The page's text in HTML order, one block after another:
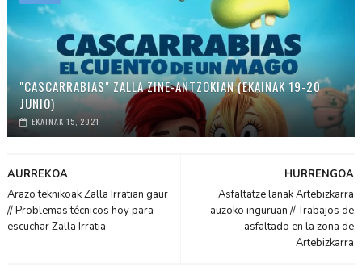
"CASCARRABIAS" ZALLA ZINE-ANTZOKIAN (EKAINAK 19-20
JUNIO)
EKAINAK 15, 2021
HURRENGOA
Asfaltatze lanak Artebizkarra
auzoko inguruan // Trabajos de
asfaltado en la zona de
Artebizkarra
AURREKOA
Arazo teknikoak Zalla Irratian gaur
// Problemas técnicos hoy para
escuchar Zalla Irratia